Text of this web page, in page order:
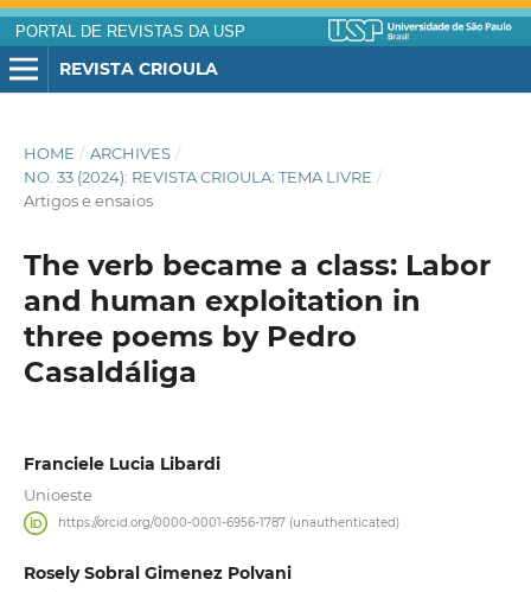
PORTAL DE REVISTAS DA USP
REVISTA CRIOULA
HOME / ARCHIVES /
NO. 33 (2024): REVISTA CRIOULA: TEMA LIVRE /
Artigos e ensaios
The verb became a class: Labor
and human exploitation in
three poems by Pedro
Casaldáliga
Franciele Lucia Libardi
Unioeste
https://orcid.org/0000-0001-6956-1787 (unauthenticated)
Rosely Sobral Gimenez Polvani